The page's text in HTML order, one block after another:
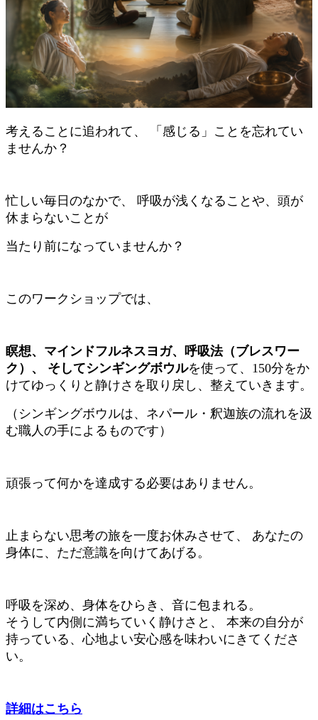
考えることに追われて、 「感じる」ことを忘れてい
ませんか？
忙しい毎日のなかで、 呼吸が浅くなることや、頭が
休まらないことが
当たり前になっていませんか？
このワークショップでは、
瞑想、マインドフルネスヨガ、呼吸法（ブレスワー
ク）、 そしてシンギングボウルを使って、150分をか
けてゆっくりと静けさを取り戻し、整えていきます。
（シンギングボウルは、ネパール・釈迦族の流れを汲
む職人の手によるものです）
頑張って何かを達成する必要はありません。
止まらない思考の旅を一度お休みさせて、 あなたの
身体に、ただ意識を向けてあげる。
呼吸を深め、身体をひらき、音に包まれる。
そうして内側に満ちていく静けさと、 本来の自分が
持っている、心地よい安心感を味わいにきてくださ
い。
詳細はこちら